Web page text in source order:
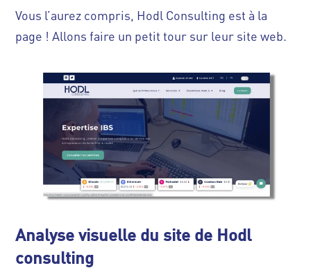
Vous l’aurez compris, Hodl Consulting est à la
page ! Allons faire un petit tour sur leur site web.
Analyse visuelle du site de Hodl
consulting